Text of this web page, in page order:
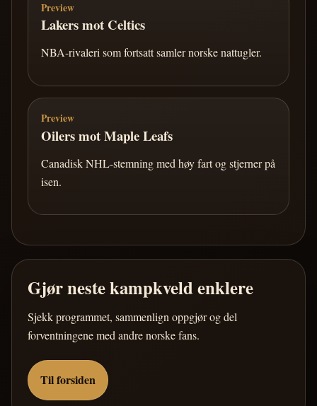
Preview
Lakers mot Celtics
NBA-rivaleri som fortsatt samler norske nattugler.
Preview
Oilers mot Maple Leafs
Canadisk NHL-stemning med høy fart og stjerner på
isen.
Gjør neste kampkveld enklere
Sjekk programmet, sammenlign oppgjør og del
forventningene med andre norske fans.
Til forsiden